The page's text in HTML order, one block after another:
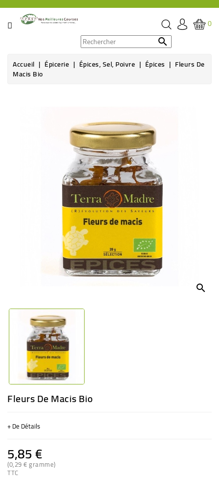
CATÉGORIE
ÉPICERIE
0

Accueil Épicerie Épices, Sel, Poivre Épices Fleurs De
Macis Bio
search
Fleurs De Macis Bio
+ De Détails
5,85 €
(0,29 € gramme)
TTC